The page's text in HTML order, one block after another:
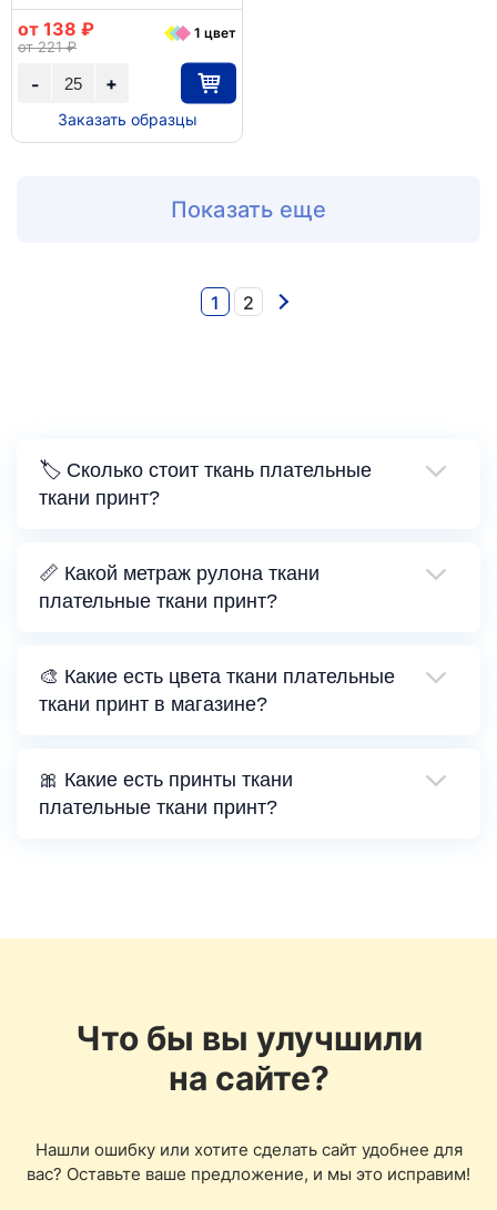
+
-
от 138 ₽
от 221 ₽
1 цвет
Заказать образцы
Показать еще
1 2
🏷️ Сколько стоит ткань плательные
ткани принт?
📏 Какой метраж рулона ткани
плательные ткани принт?
🎨 Какие есть цвета ткани плательные
ткани принт в магазине?
🎀 Какие есть принты ткани
плательные ткани принт?
Что бы вы улучшили
на сайте?
Нашли ошибку или хотите сделать сайт удобнее для
вас? Оставьте ваше предложение, и мы это исправим!